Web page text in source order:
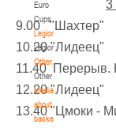
Euro
Cups
Legionaries
Legionaries
Other
Other
Media
about
basketball
IV тур – девушки 2014-
Снежкова, 16
III тур – девушки 2014-
ул. 30 лет Победы, 1А
3
9.00
10.20
11.40 Перерыв.
12.20
13.40 "Цмоки